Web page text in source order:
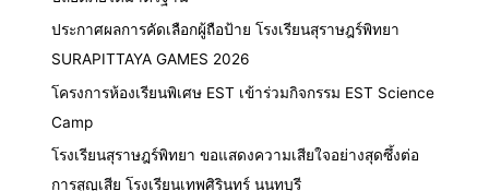
ประกาศผลการคัดเลือกผู้ถือป้าย โรงเรียนสุราษฎร์พิทยา
SURAPITTAYA GAMES 2026
โครงการห้องเรียนพิเศษ EST เข้าร่วมกิจกรรม EST Science
Camp
โรงเรียนสุราษฎร์พิทยา ขอแสดงความเสียใจอย่างสุดซึ้งต่อ
การสูญเสีย โรงเรียนเทพศิรินทร์ นนทบุรี